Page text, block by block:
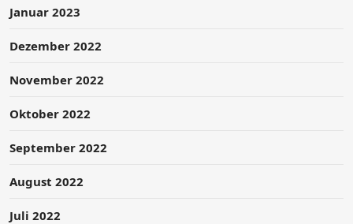
Januar 2023
Dezember 2022
November 2022
Oktober 2022
September 2022
August 2022
Juli 2022